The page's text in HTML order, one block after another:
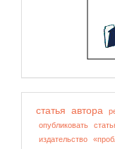
статья автора
опубликовать
издательство